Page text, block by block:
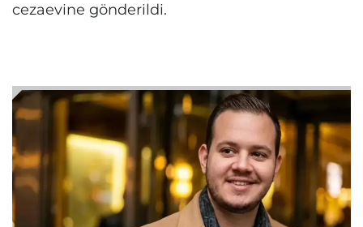
cezaevine gönderildi.